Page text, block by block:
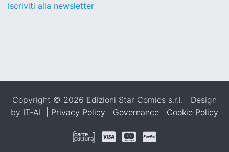
Iscriviti alla newsletter
Copyright © 2026 Edizioni Star Comics s.r.l. | Design
by IT-AL Privacy Policy Governance Cookie Policy